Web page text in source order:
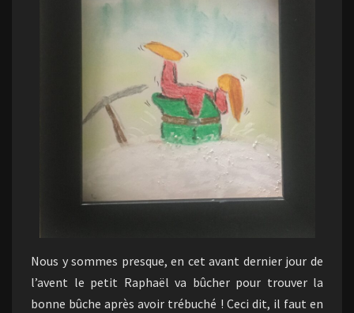
Nous y sommes presque, en cet avant dernier jour de
l’avent le petit Raphaël va bûcher pour trouver la
bonne bûche après avoir trébuché ! Ceci dit, il faut en